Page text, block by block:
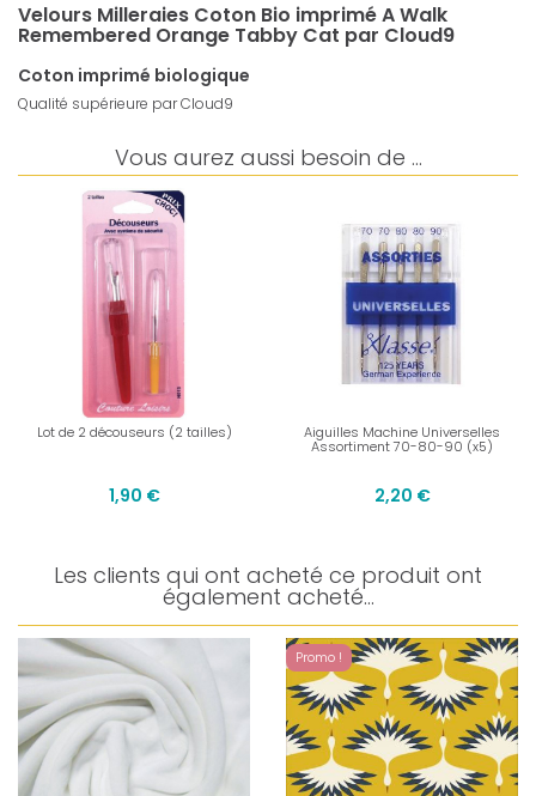
Velours Milleraies Coton Bio imprimé A Walk
Remembered Orange Tabby Cat par Cloud9
Coton imprimé biologique
Qualité supérieure par Cloud9
Vous aurez aussi besoin de ...
Lot de 2 découseurs (2 tailles)
1,90 €
Aiguilles Machine Universelles
Assortiment 70-80-90 (x5)
2,20 €
Les clients qui ont acheté ce produit ont
également acheté...
Promo !